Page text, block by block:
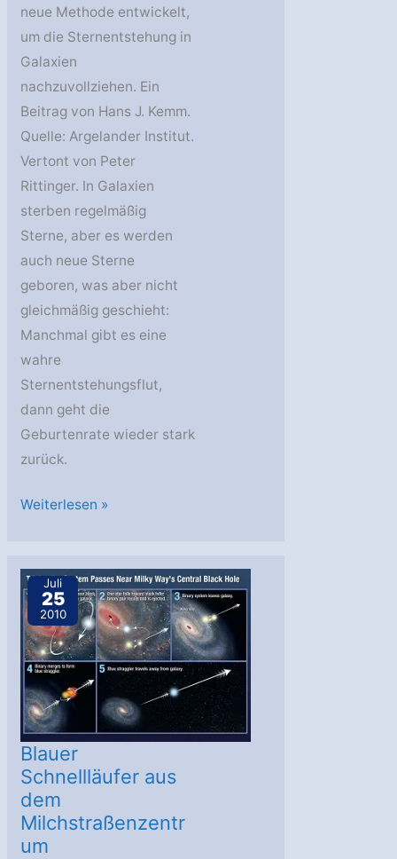
neue Methode entwickelt,
um die Sternentstehung in
Galaxien
nachzuvollziehen. Ein
Beitrag von Hans J. Kemm.
Quelle: Argelander Institut.
Vertont von Peter
Rittinger. In Galaxien
sterben regelmäßig
Sterne, aber es werden
auch neue Sterne
geboren, was aber nicht
gleichmäßig geschieht:
Manchmal gibt es eine
wahre
Sternentstehungsflut,
dann geht die
Geburtenrate wieder stark
zurück.
Blick
Wiege
der
Galaxien
Weiterlesen »
Juli
25
2010
Blauer
Schnellläufer aus
dem
Milchstraßenzentr
um